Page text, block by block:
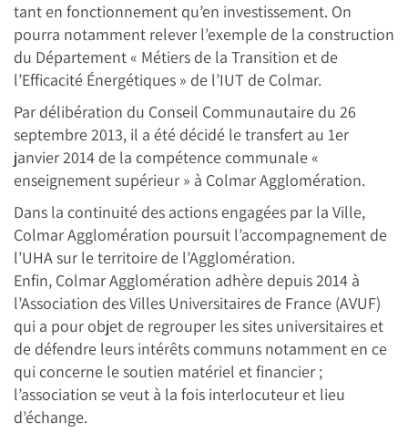
tant en fonctionnement qu’en investissement. On
pourra notamment relever l’exemple de la construction
du Département « Métiers de la Transition et de
l’Efficacité Énergétiques » de l’IUT de Colmar.
Par délibération du Conseil Communautaire du 26
septembre 2013, il a été décidé le transfert au 1er
janvier 2014 de la compétence communale «
enseignement supérieur » à Colmar Agglomération.
Dans la continuité des actions engagées par la Ville,
Colmar Agglomération poursuit l’accompagnement de
l’UHA sur le territoire de l’Agglomération.
Enfin, Colmar Agglomération adhère depuis 2014 à
l’Association des Villes Universitaires de France (AVUF)
qui a pour objet de regrouper les sites universitaires et
de défendre leurs intérêts communs notamment en ce
qui concerne le soutien matériel et financier ;
l’association se veut à la fois interlocuteur et lieu
d’échange.